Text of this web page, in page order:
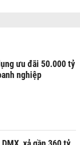
ưu đãi 50.000 tỷ
nghiệp